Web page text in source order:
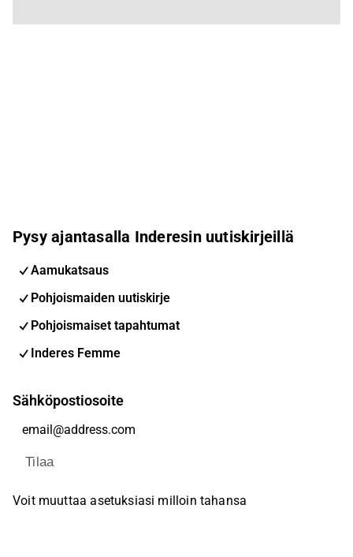
Pysy ajantasalla Inderesin uutiskirjeillä
Aamukatsaus
Pohjoismaiden uutiskirje
Pohjoismaiset tapahtumat
Inderes Femme
Sähköpostiosoite
Tilaa
Voit muuttaa asetuksiasi milloin tahansa